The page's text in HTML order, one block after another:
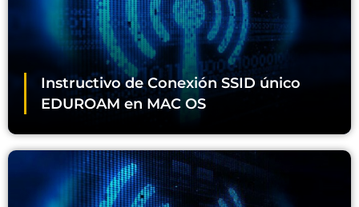
Instructivo de Conexión SSID único
EDUROAM en MAC OS